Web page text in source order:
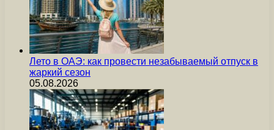
Лето в ОАЭ: как провести незабываемый отпуск в
жаркий сезон
05.08.2026